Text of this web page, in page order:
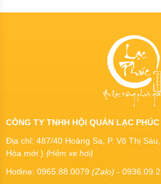
CÔNG TY TNHH HỘI QUÁN LẠC PHÚC
Địa chỉ: 487/40 Hoàng Sa, P. Võ Thị
Hòa mới ) (Hẻm xe hơi)
Hotline: 0965.88.0079 (Zalo) -